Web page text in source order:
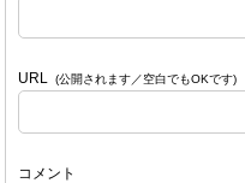
URL(公開されます／空白でもOKです)
コメント